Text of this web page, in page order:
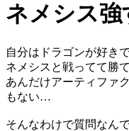
ネメシス強
自分はドラゴンが好き
ネメシスと戦ってて勝
あんだけアーティファ
もない…
そんなわけで質問なん